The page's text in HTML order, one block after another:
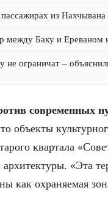
из
между Баку и Ереваном
не ограничат –
современных
объекты
квартала
«Эта
как охраняемая